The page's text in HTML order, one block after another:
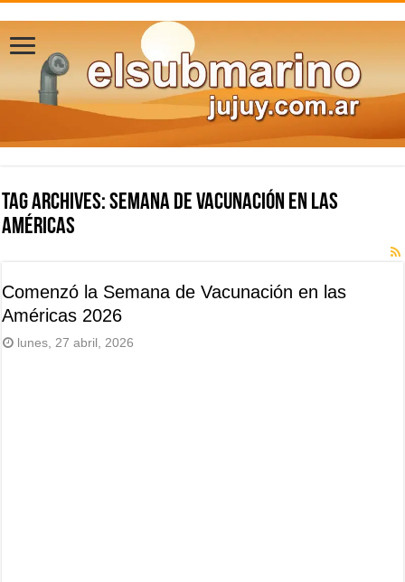
Tag Archives:Semana de Vacunación en las
Américas
Comenzó la Semana de Vacunación en las
Américas 2026
lunes, 27 abril, 2026